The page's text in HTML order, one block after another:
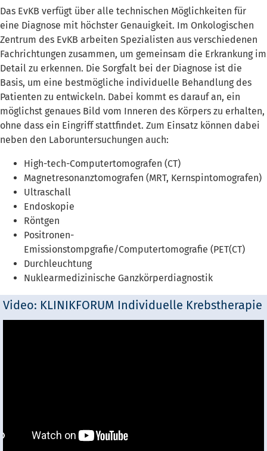
Das EvKB verfügt über alle technischen Möglichkeiten für
eine Diagnose mit höchster Genauigkeit. Im Onkologischen
Zentrum des EvKB arbeiten Spezialisten aus verschiedenen
Fachrichtungen zusammen, um gemeinsam die Erkrankung im
Detail zu erkennen. Die Sorgfalt bei der Diagnose ist die
Basis, um eine bestmögliche individuelle Behandlung des
Patienten zu entwickeln. Dabei kommt es darauf an, ein
möglichst genaues Bild vom Inneren des Körpers zu erhalten,
ohne dass ein Eingriff stattfindet. Zum Einsatz können dabei
neben den Laboruntersuchungen auch:
High-tech-Computertomografen (CT)
Magnetresonanztomografen (MRT, Kernspintomografen)
Ultraschall
Endoskopie
Röntgen
Positronen-
Emissionstompgrafie/Computertomografie (PET(CT)
Durchleuchtung
Nuklearmedizinische Ganzkörperdiagnostik
Video: KLINIKFORUM Individuelle Krebstherapie